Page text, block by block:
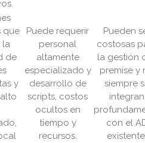
que
la
de
y
Puede requerir
personal
altamente
especializado y
desarrollo de
scripts, costos
ocultos en
tiempo y
recursos.
Pueden
costosas
la gestión
premise y
siempre
integran
con el